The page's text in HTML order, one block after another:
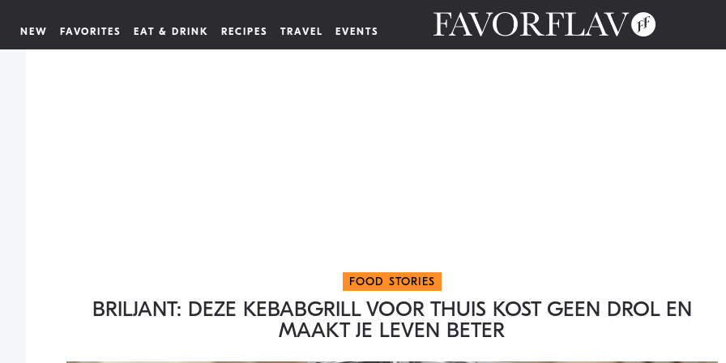
NEW FAVORITES EAT & DRINK RECIPES TRAVEL EVENTS
FOOD STORIES
BRILJANT: DEZE KEBABGRILL VOOR THUIS KOST GEEN DROL EN
MAAKT JE LEVEN BETER